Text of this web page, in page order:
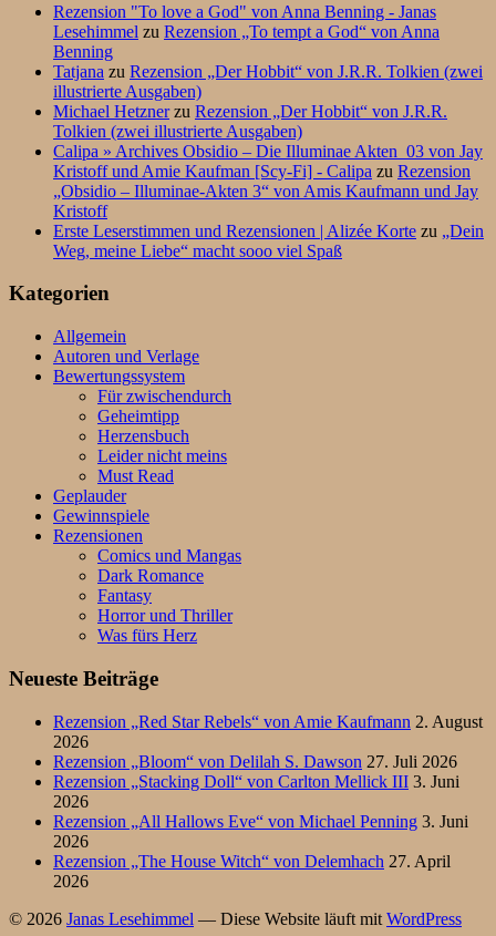
Rezension "To love a God" von Anna Benning - Janas
Lesehimmel zu Rezension „To tempt a God“ von Anna
Benning
Tatjana zu Rezension „Der Hobbit“ von J.R.R. Tolkien (zwei
illustrierte Ausgaben)
Michael Hetznerzu Rezension „Der Hobbit“ von J.R.R.
Tolkien (zwei illustrierte Ausgaben)
Calipa » Archives Obsidio – Die Illuminae Akten_03 von Jay
Kristoff und Amie Kaufman [Scy-Fi] - Calipa zu Rezension
„Obsidio – Illuminae-Akten 3“ von Amis Kaufmann und Jay
Kristoff
Erste Leserstimmen und Rezensionen | Alizée Korte zu „Dein
Weg, meine Liebe“ macht sooo viel Spaß
Kategorien
Allgemein
Autoren und Verlage
Bewertungssystem
Für zwischendurch
Geheimtipp
Herzensbuch
Leider nicht meins
Must Read
Geplauder
Gewinnspiele
Rezensionen
Comics und Mangas
Dark Romance
Fantasy
Horror und Thriller
Was fürs Herz
Neueste Beiträge
Rezension „Red Star Rebels“ von Amie Kaufmann 2. August
2026
Rezension „Bloom“ von Delilah S. Dawson 27. Juli 2026
Rezension „Stacking Doll“ von Carlton Mellick III 3. Juni
2026
Rezension „All Hallows Eve“ von Michael Penning 3. Juni
2026
Rezension „The House Witch“ von Delemhach 27. April
2026
© 2026 Janas Lesehimmel — Diese Website läuft mit WordPress